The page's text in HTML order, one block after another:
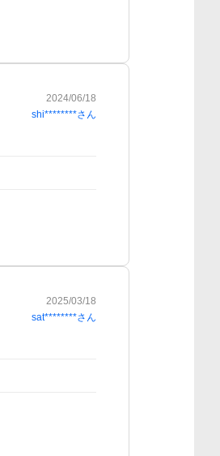
2024/06/18
shi********さん
2025/03/18
sat********さん